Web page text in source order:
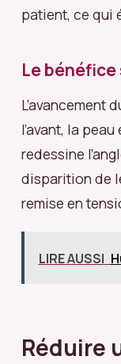
patient, ce qui
Le
L’avancement
l’avant, la
redessine
disparition de
remise en
LIRE AUSSI
Réduire